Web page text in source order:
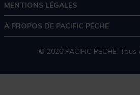
MENTIONS LÉGALES
À PROPOS DE PACIFIC PÊCHE
© 2026 PACIFIC PECHE.